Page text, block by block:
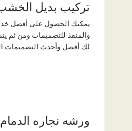
تركيب بديل
يمكنك الحصول على أفضل
والمنفذ للتصميمات ومن ثم
لك أفضل وأحدث التصميمات
ورشه نجاره الدمام